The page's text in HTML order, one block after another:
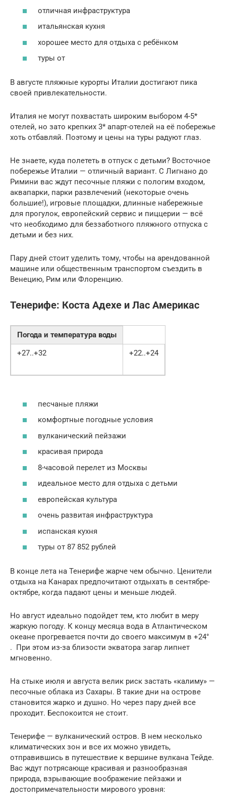
отличная инфраструктура
итальянская кухня
хорошее место для отдыха с ребёнком
туры от
В августе пляжные курорты Италии достигают пика
своей привлекательности.
Италия не могут похвастать широким выбором 4-5*
отелей, но зато крепких 3* апарт-отелей на её побережье
хоть отбавляй. Поэтому и цены на туры радуют глаз.
Не знаете, куда полететь в отпуск с детьми? Восточное
побережье Италии — отличный вариант. С Лигнано до
Римини вас ждут песочные пляжи с пологим входом,
аквапарки, парки развлечений (некоторые очень
большие!), игровые площадки, длинные набережные
для прогулок, европейский сервис и пиццерии — всё
что необходимо для беззаботного пляжного отпуска с
детьми и без них.
Пару дней стоит уделить тому, чтобы на арендованной
машине или общественным транспортом съездить в
Венецию, Рим или Флоренцию.
Тенерифе: Коста Адехе и Лас Америкас
Погода и температура воды
+27..+32
+22..+24
песчаные пляжи
комфортные погодные условия
вулканический пейзажи
красивая природа
8-часовой перелет из Москвы
идеальное место для отдыха с детьми
европейская культура
очень развитая инфраструктура
испанская кухня
туры от 87 852 рублей
В конце лета на Тенерифе жарче чем обычно. Ценители
отдыха на Канарах предпочитают отдыхать в сентябре-
октябре, когда падают цены и меньше людей.
Но август идеально подойдет тем, кто любит в меру
жаркую погоду. К концу месяца вода в Атлантическом
океане прогревается почти до своего максимум в +24°
. При этом из-за близости экватора загар липнет
мгновенно.
На стыке июля и августа велик риск застать «калиму» —
песочные облака из Сахары. В такие дни на острове
становится жарко и душно. Но через пару дней все
проходит. Беспокоится не стоит.
Тенерифе — вулканический остров. В нем несколько
климатических зон и все их можно увидеть,
отправившись в путешествие к вершине вулкана Тейде.
Вас ждут потрясающе красивая и разнообразная
природа, взрывающие воображение пейзажи и
достопримечательности мирового уровня: